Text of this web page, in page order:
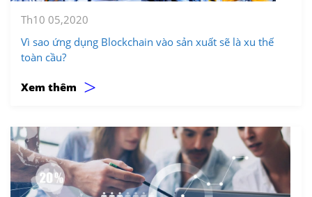
Th10 05,2020
Vì sao ứng dụng Blockchain vào sản xuất sẽ là xu thế
toàn cầu?
Xem thêm >